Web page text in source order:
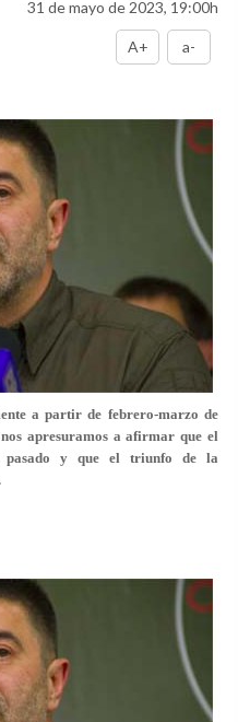
31 de mayo de 2023, 19:00h
A+ a-
a partir de febrero-marzo de
apresuramos a afirmar que el
pasado y que el triunfo de la